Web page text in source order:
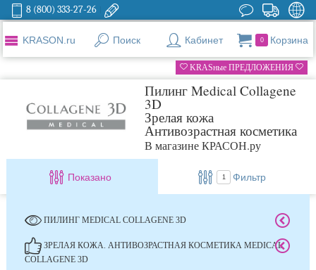
8 (800) 333-27-26
KRASON.ru Поиск Кабинет 0 Корзина
KRASные ПРЕДЛОЖЕНИЯ
Пилинг Medical Collagene
3D
Зрелая кожа
Антивозрастная косметика
В магазине КРАСОН.ру
Показано 1 Фильтр
ПИЛИНГ MEDICAL COLLAGENE 3D
ЗРЕЛАЯ КОЖА. АНТИВОЗРАСТНАЯ КОСМЕТИКА MEDICAL
COLLAGENE 3D